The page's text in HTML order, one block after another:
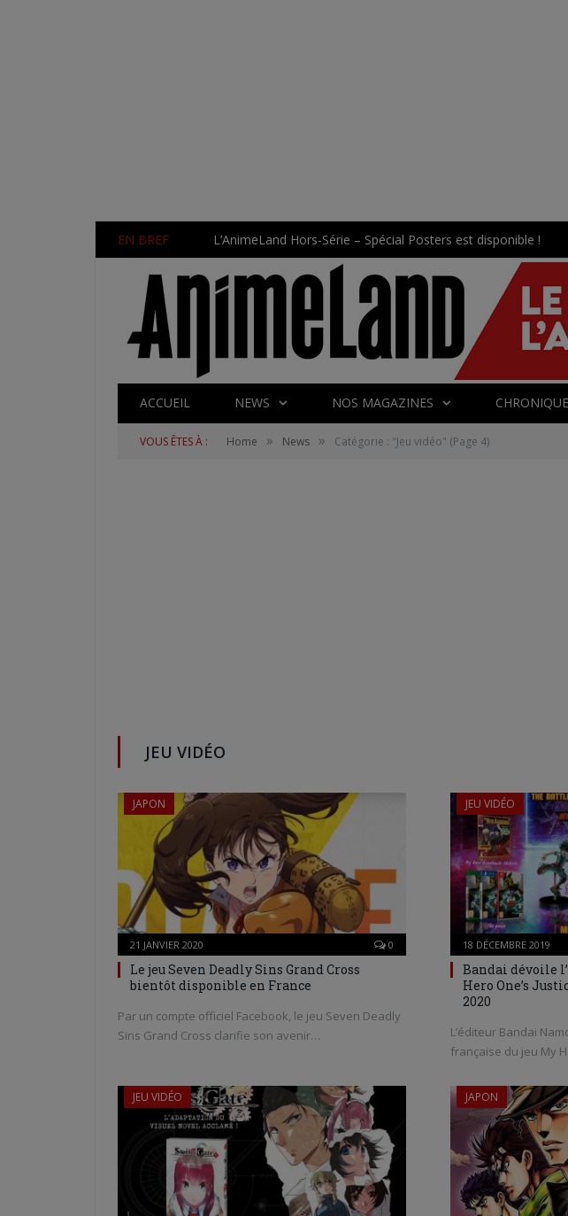
EN BREF L’AnimeLand Hors-Série – Spécial Posters est disponible !
ACCUEIL NEWS NOS MAGAZINES
VOUS ÊTES À : Home » News » Catégorie : "Jeu vidéo" (Page 4)
JEU VIDÉO
JAPON
21 JANVIER 2020 0
Le jeu Seven Deadly Sins Grand Cross
bientôt disponible en France
Par un compte officiel Facebook, le jeu Seven Deadly
Sins Grand Cross clarifie son avenir…
JEU VIDÉO
18 DÉCEMBRE 2019
Bandai dévoile
Hero One’s
2020
L’éditeur Bandai
française du jeu My
JEU VIDÉO JAPON